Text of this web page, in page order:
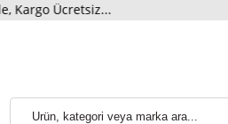
Ücretsiz...